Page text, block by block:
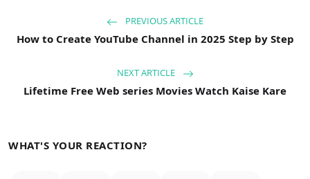
PREVIOUS ARTICLE
How to Create YouTube Channel in 2025 Step by Step
NEXT ARTICLE
Lifetime Free Web series Movies Watch Kaise Kare
WHAT'S YOUR REACTION?